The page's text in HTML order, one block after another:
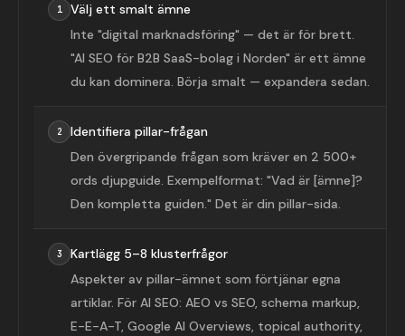
1
Välj ett smalt ämne
Inte "digital marknadsföring" — det är för brett.
"AI SEO för B2B SaaS-bolag i Norden" är ett ämne
du kan dominera. Börja smalt — expandera sedan.
2
Identifiera pillar-frågan
Den övergripande frågan som kräver en 2 500+
ords djupguide. Exempelformat: "Vad är [ämne]?
Den kompletta guiden." Det är din pillar-sida.
3
Kartlägg 5–8 klusterfrågor
Aspekter av pillar-ämnet som förtjänar egna
artiklar. För AI SEO: AEO vs SEO, schema markup,
E-E-A-T, Google AI Overviews, topical authority,